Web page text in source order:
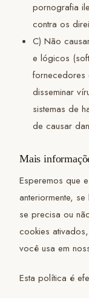
pornografia
contra os
C) Não
e lógicos
fornecedores
disseminar
sistemas de
de causar
Mais
Esperemos que
anteriormente,
se precisa ou
cookies
você usa em
Esta política é